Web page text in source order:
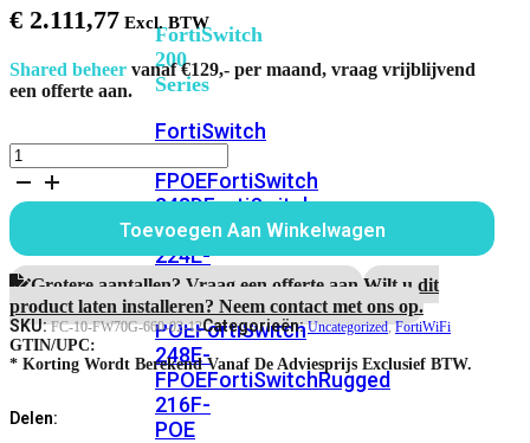
FortiSwitch
200
Series
FortiSwitch
FPOEFortiSwitch
248DFortiSwitch
224EFortiswitch
224E-
POEFortiSwitch
248E-
POEFortiSwitch
248E-
FPOEFortiSwitchRugged
216F-
POE
€ 2.111,77
Shared beheer vanaf €129,- per maand, vraag vrijblijvend
een offerte aan.
FortiWiFi-
70G
Managed
FortiGate
service
aantal
Toevoegen Aan Winkelwagen
Grotere aantallen? Vraag een offerte aan.Wilt u dit
product laten installeren? Neem contact met ons op.
SKU:FC-10-FW70G-660-02-12Categorieën:Uncategorized,FortiWiFi
GTIN/UPC:
* Korting Wordt Berekend Vanaf De Adviesprijs Exclusief BTW.
Delen: